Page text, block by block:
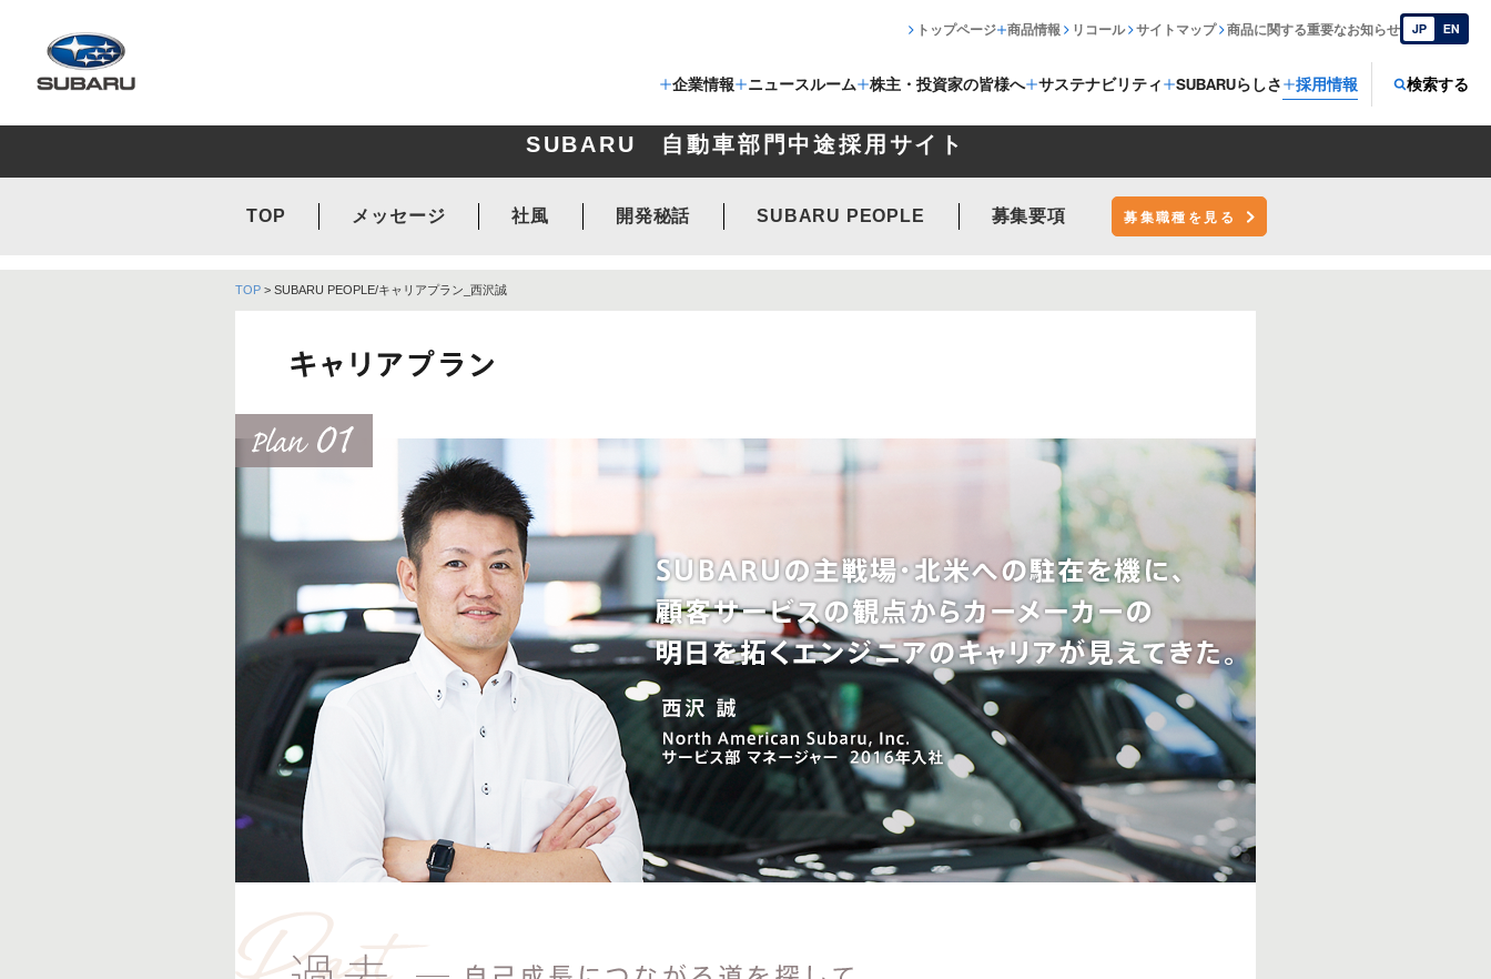
企業情報 ニュースルーム 株主・投資家の皆様へ サステナビリティ SUBARUらしさ 採用情報 検索する
トップページ 商品情報 リコール サイトマップ 商品に関する重要なお知らせ JP EN
SUBARU 自動車部門中途採用サイト
TOP メッセージ 社風 開発秘話 SUBARU PEOPLE 募集要項 募集職種を見る
TOP > SUBARU PEOPLE/キャリアプラン_西沢誠